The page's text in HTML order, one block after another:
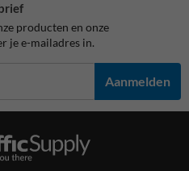
producten en onze
je e-mailadres in.
Aanmelden